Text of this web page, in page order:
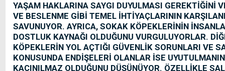
YAŞAM HAKLARINA SAYGI DUYULMASI GEREKTİĞİNİ
VE BESLENME GİBİ TEMEL İHTİYAÇLARININ
SAVUNUYOR. AYRICA, SOKAK KÖPEKLERİNİN
DOSTLUK KAYNAĞI OLDUĞUNU VURGULUYORLAR.
KÖPEKLERİN YOL AÇTIĞI GÜVENLİK SORUNLARI VE
KONUSUNDA ENDİŞELERİ OLANLAR İSE
KAÇINILMAZ OLDUĞUNU DÜŞÜNÜYOR. ÖZELLİKLE